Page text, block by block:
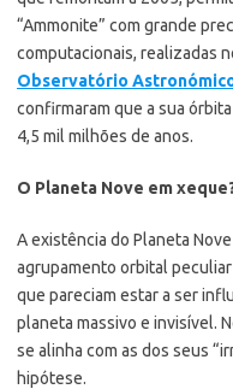
“Ammonite” com grande
computacionais, realizadas
Observatório
confirmaram que a sua
4,5 mil milhões de anos.
O Planeta Nove em
A existência do Planeta
agrupamento orbital
que pareciam estar a ser
planeta massivo e invisível.
se alinha com as dos seus
hipótese.